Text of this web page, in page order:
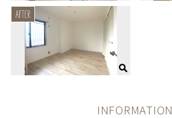
INFORMATION